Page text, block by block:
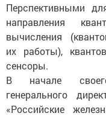
Перспективными
направления
вычисления
их работы),
сенсоры.
В начале
генерального
«Российские